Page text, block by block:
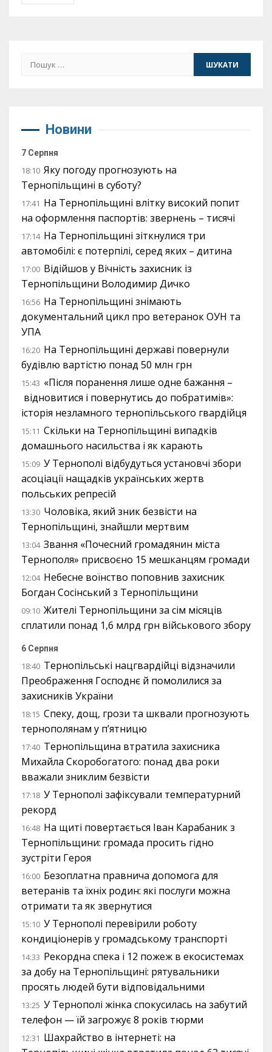
Пошук:
Новини
7 Серпня
18:10 Яку погоду прогнозують на
Тернопільщині в суботу?
17:41 На Тернопільщині влітку високий попит
на оформлення паспортів: звернень – тисячі
17:14 На Тернопільщині зіткнулися три
автомобілі: є потерпілі, серед яких – дитина
17:00 Відійшов у Вічність захисник із
Тернопільщини Володимир Дичко
16:56 На Тернопільщині знімають
документальний цикл про ветеранок ОУН та
УПА
16:20 На Тернопільщині державі повернули
будівлю вартістю понад 50 млн грн
15:43 «Після поранення лише одне бажання –
відновитися і повернутись до побратимів»:
історія незламного тернопільського гвардійця
15:11 Скільки на Тернопільщині випадків
домашнього насильства і як карають
15:09 У Тернополі відбудуться установчі збори
асоціації нащадків українських жертв
польських репресій
13:30 Чоловіка, який зник безвісти на
Тернопільщині, знайшли мертвим
13:04 Звання «Почесний громадянин міста
Тернополя» присвоєно 15 мешканцям громади
12:04 Небесне воїнство поповнив захисник
Богдан Сосінський з Тернопільщини
09:10 Жителі Тернопільщини за сім місяців
сплатили понад 1,6 млрд грн військового збору
6 Серпня
18:40 Тернопільські нацгвардійці відзначили
Преображення Господнє й помолилися за
захисників України
18:15 Спеку, дощ, грози та шквали прогнозують
тернополянам у п’ятницю
17:40 Тернопільщина втратила захисника
Михайла Скоробогатого: понад два роки
вважали зниклим безвісти
17:18 У Тернополі зафіксували температурний
рекорд
16:48 На щиті повертається Іван Карабаник з
Тернопільщини: громада просить гідно
зустріти Героя
16:00 Безоплатна правнича допомога для
ветеранів та їхніх родин: які послуги можна
отримати та як звернутися
15:10 У Тернополі перевірили роботу
кондиціонерів у громадському транспорті
14:33 Рекордна спека і 12 пожеж в екосистемах
за добу на Тернопільщині: рятувальники
просять людей бути відповідальними
13:25 У Тернополі жінка спокусилась на забутий
телефон — їй загрожує 8 років тюрми
12:31 Шахрайство в інтернеті: на